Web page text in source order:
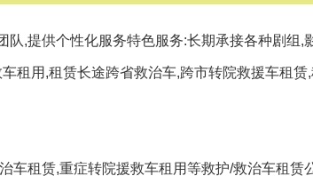
队,提供个性化服务特色服务:长期承接各种剧组,
租用,租赁长途跨省救治车,跨市转院救援车租
车租赁,重症转院援救车租用等救护/救治车租